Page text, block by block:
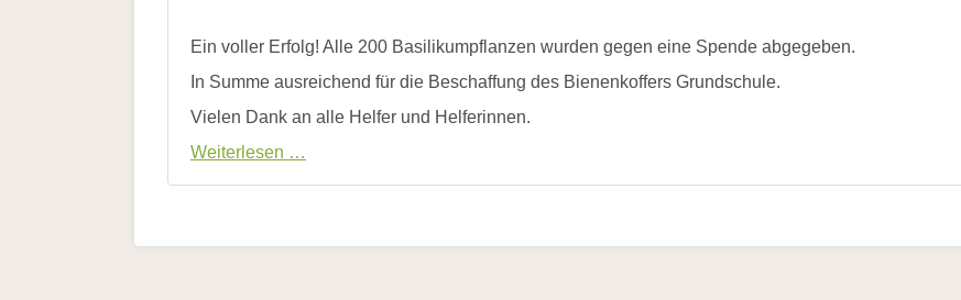
Pressematerial
Literatur
Bienenfreundlich
Allgemein
Ein voller Erfolg! Alle 200 Basilikumpflanzen wurden gegen eine Spende abgegeben.
In Summe ausreichend für die Beschaffung des Bienenkoffers Grundschule.
Vielen Dank an alle Helfer und Helferinnen.
Weiterlesen …